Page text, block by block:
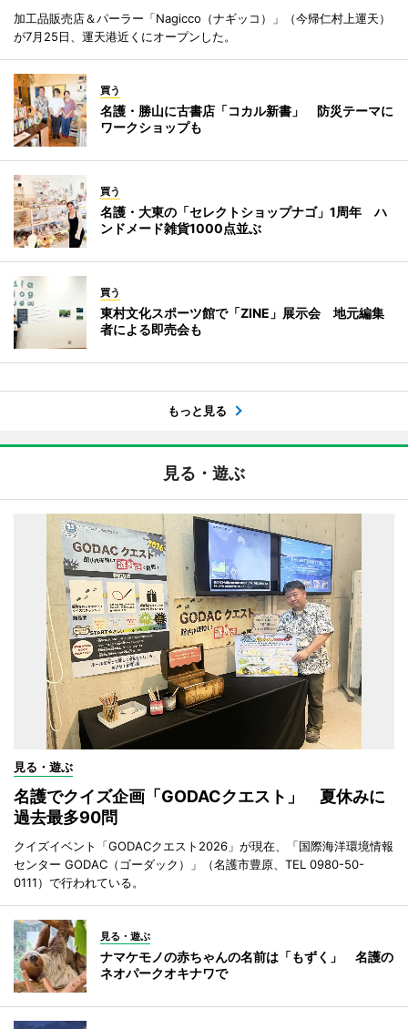
加工品販売店＆パーラー「Nagicco（ナギッコ）」（今帰仁村上運天）
が7月25日、運天港近くにオープンした。
買う
名護・勝山に古書店「コカル新書」 防災テーマに
ワークショップも
買う
名護・大東の「セレクトショップナゴ」1周年 ハ
ンドメード雑貨1000点並ぶ
買う
東村文化スポーツ館で「ZINE」展示会 地元編集
者による即売会も
もっと見る
見る・遊ぶ
見る・遊ぶ
名護でクイズ企画「GODACクエスト」 夏休みに
過去最多90問
クイズイベント「GODACクエスト2026」が現在、「国際海洋環境情報
センター GODAC（ゴーダック）」（名護市豊原、TEL 0980-50-
0111）で行われている。
見る・遊ぶ
ナマケモノの赤ちゃんの名前は「もずく」 名護の
ネオパークオキナワで